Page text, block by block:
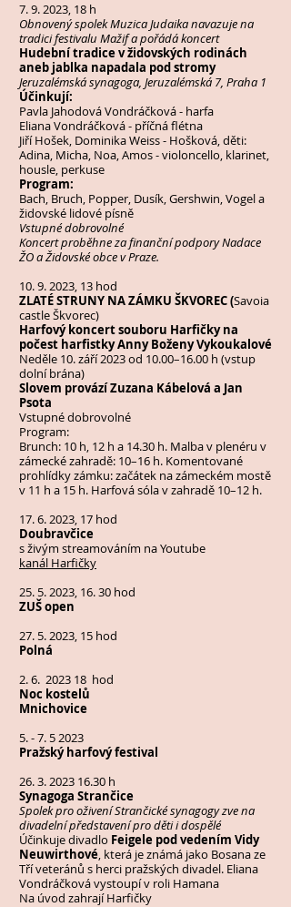
7. 9. 2023, 18 h
Obnovený spolek Muzica Judaika navazuje na
tradici festivalu Mažif a pořádá koncert
Hudební tradice v židovských rodinách
aneb jablka napadala pod stromy
Jeruzalémská synagoga, Jeruzalémská 7, Praha 1
Účinkují:
Pavla Jahodová Vondráčková - harfa
Eliana Vondráčková - příčná flétna
Jiří Hošek, Dominika Weiss - Hošková, děti:
Adina, Micha, Noa, Amos - violoncello, klarinet,
housle, perkuse
Program:
Bach, Bruch, Popper, Dusík, Gershwin, Vogel a
židovské lidové písně
Vstupné dobrovolné
Koncert proběhne za finanční podpory Nadace
ŽO a Židovské obce v Praze.
10. 9. 2023, 13 hod
ZLATÉ STRUNY NA ZÁMKU ŠKVOREC (Savoia
castle Škvorec)
Harfový koncert souboru Harfičky na
počest harfistky Anny Boženy Vykoukalové
Neděle 10. září 2023 od 10.00–16.00 h (vstup
dolní brána)
Slovem provází Zuzana Kábelová a Jan
Psota
Vstupné dobrovolné
Program:
Brunch: 10 h, 12 h a 14.30 h. Malba v plenéru v
zámecké zahradě: 10–16 h. Komentované
prohlídky zámku: začátek na zámeckém mostě
v 11 h a 15 h. Harfová sóla v zahradě 10–12 h.
17. 6. 2023, 17 hod
Doubravčice
s živým streamováním na Youtube
kanál Harfičky
25. 5. 2023, 16. 30 hod
ZUŠ open
27. 5. 2023, 15 hod
Polná
2. 6. 2023 18 hod
Noc kostelů
Mnichovice
5. - 7. 5 2023
Pražský harfový festival
26. 3. 2023 16.30 h
Synagoga Strančice
Spolek pro oživení Strančické synagogy zve na
divadelní představení pro děti i dospělé
Účinkuje divadlo Feigele pod vedením Vidy
Neuwirthové, která je známá jako Bosana ze
Tří veteránů s herci pražských divadel. Eliana
Vondráčková vystoupí v roli Hamana
Na úvod zahrají Harfičky